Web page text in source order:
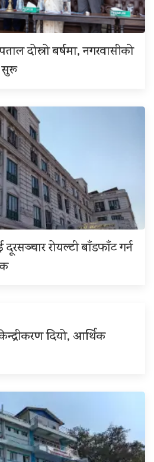
दोस्रो बर्षमा, नगरवासीको
सुरू
रोयल्टी बाँडफाँट गर्न
दियो, आर्थिक